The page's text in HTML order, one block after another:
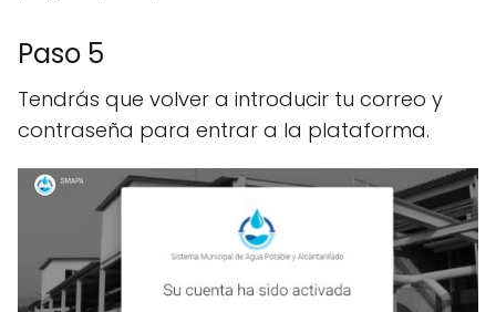
Paso 5
Tendrás que volver a introducir tu correo y
contraseña para entrar a la plataforma.